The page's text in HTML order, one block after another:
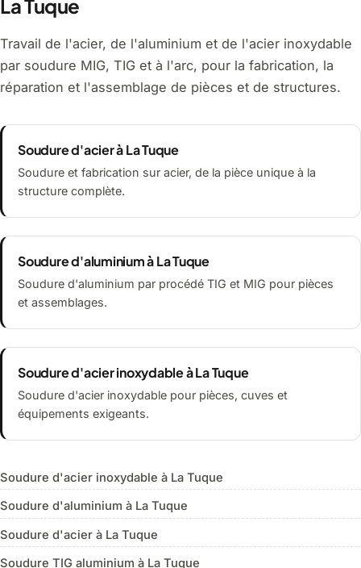
La Tuque
Travail de l'acier, de l'aluminium et de l'acier inoxydable
par soudure MIG, TIG et à l'arc, pour la fabrication, la
réparation et l'assemblage de pièces et de structures.
Soudure d'acier à La Tuque
Soudure et fabrication sur acier, de la pièce unique à la
structure complète.
Soudure d'aluminium à La Tuque
Soudure d'aluminium par procédé TIG et MIG pour pièces
et assemblages.
Soudure d'acier inoxydable à La Tuque
Soudure d'acier inoxydable pour pièces, cuves et
équipements exigeants.
Soudure d'acier inoxydable à La Tuque
Soudure d'aluminium à La Tuque
Soudure d'acier à La Tuque
Soudure TIG aluminium à La Tuque